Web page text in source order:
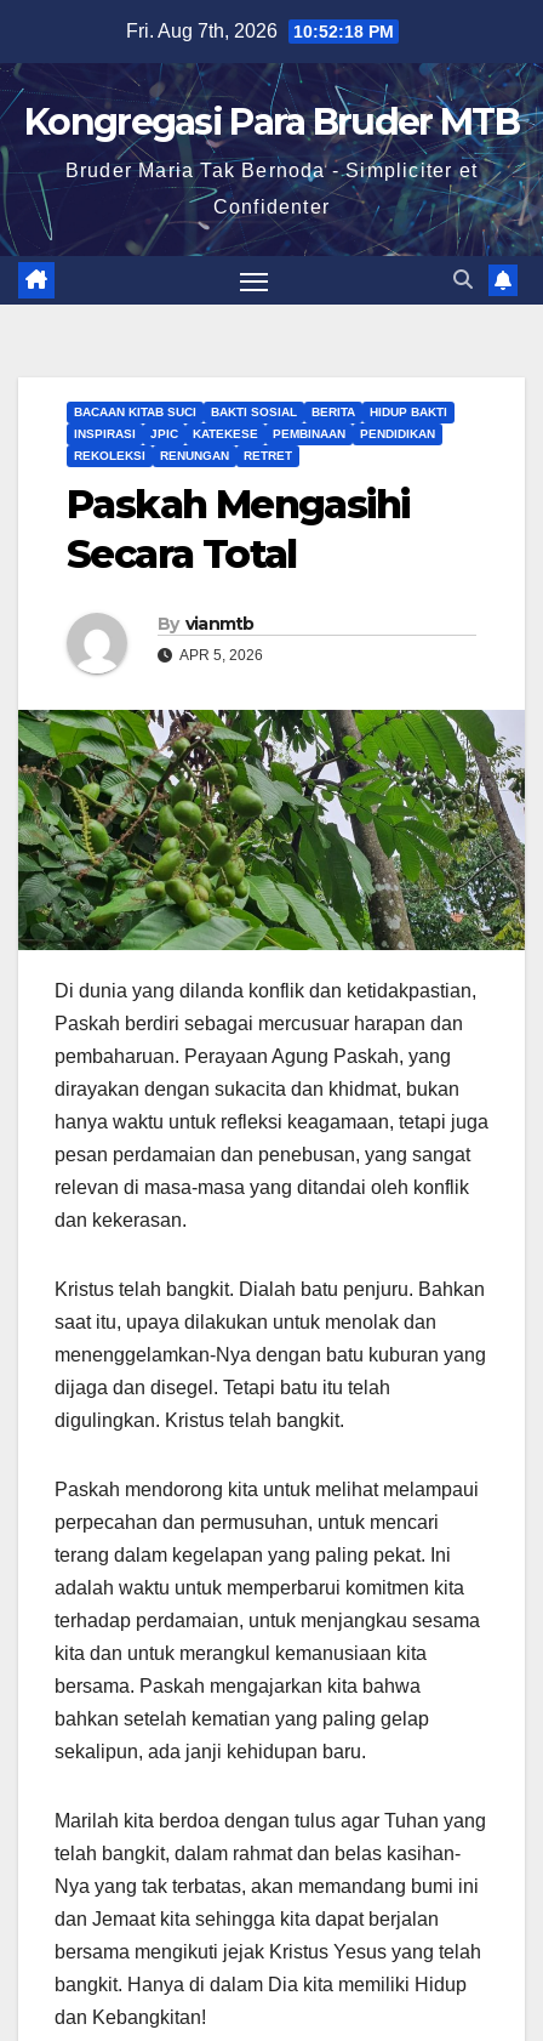
content
Fri. Aug 7th, 2026 10:52:18 PM
Kongregasi Para Bruder MTB
Bruder Maria Tak Bernoda - Simpliciter et
Confidenter
BACAAN KITAB SUCI BAKTI SOSIAL BERITA
HIDUP BAKTI
INSPIRASI
JPIC KATEKESE PEMBINAAN
PENDIDIKAN
REKOLEKSI
RENUNGAN RETRET
Paskah Mengasihi
Secara Total
By vianmtb
APR 5, 2026
Di dunia yang dilanda konflik dan ketidakpastian,
Paskah berdiri sebagai mercusuar harapan dan
pembaharuan. Perayaan Agung Paskah, yang
dirayakan dengan sukacita dan khidmat, bukan
hanya waktu untuk refleksi keagamaan, tetapi juga
pesan perdamaian dan penebusan, yang sangat
relevan di masa-masa yang ditandai oleh konflik
dan kekerasan.
Kristus telah bangkit. Dialah batu penjuru. Bahkan
saat itu, upaya dilakukan untuk menolak dan
menenggelamkan-Nya dengan batu kuburan yang
dijaga dan disegel. Tetapi batu itu telah
digulingkan. Kristus telah bangkit.
Paskah mendorong kita untuk melihat melampaui
perpecahan dan permusuhan, untuk mencari
terang dalam kegelapan yang paling pekat. Ini
adalah waktu untuk memperbarui komitmen kita
terhadap perdamaian, untuk menjangkau sesama
kita dan untuk merangkul kemanusiaan kita
bersama. Paskah mengajarkan kita bahwa
bahkan setelah kematian yang paling gelap
sekalipun, ada janji kehidupan baru.
Marilah kita berdoa dengan tulus agar Tuhan yang
telah bangkit, dalam rahmat dan belas kasihan-
Nya yang tak terbatas, akan memandang bumi ini
dan Jemaat kita sehingga kita dapat berjalan
bersama mengikuti jejak Kristus Yesus yang telah
bangkit. Hanya di dalam Dia kita memiliki Hidup
dan Kebangkitan!